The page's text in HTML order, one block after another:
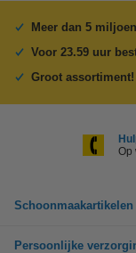
Meer dan 5
Voor 23.59 uur
Groot assortiment!
Op
Schoonmaakartikelen
Persoonlijke